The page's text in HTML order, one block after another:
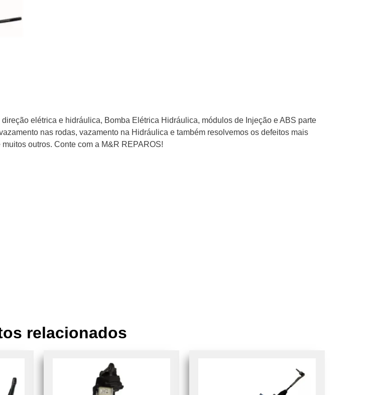
elétrica e hidráulica, Bomba Elétrica Hidráulica, módulos de Injeção e ABS parte
nas rodas, vazamento na Hidráulica e também resolvemos os defeitos mais
outros. Conte com a M&R REPAROS!
relacionados